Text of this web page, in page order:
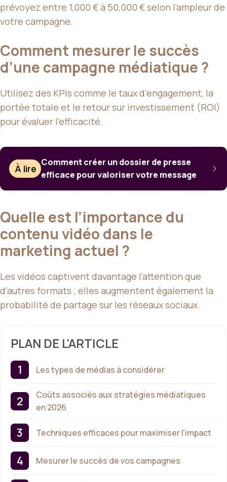
prévoyez entre 1,000 € à 50,000 € selon l’ampleur de
votre campagne.
Comment mesurer le succès
d’une campagne médiatique ?
Utilisez des KPIs comme le taux d’engagement, la
portée totale et le retour sur investissement (ROI)
pour évaluer l’efficacité.
À lire
Comment créer un dossier de presse
efficace pour valoriser votre message
Quelle est l’importance du
contenu vidéo dans le
marketing actuel ?
Les vidéos captivent davantage l’attention que
d’autres formats ; elles augmentent également la
probabilité de partage sur les réseaux sociaux.
PLAN DE L'ARTICLE
Les types de médias à considérer
Coûts associés aux stratégies médiatiques
en 2026
Techniques efficaces pour maximiser l’impact
Mesurer le succès de vos campagnes